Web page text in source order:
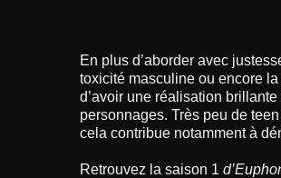
En plus d’aborder avec
toxicité masculine ou encore
d’avoir une réalisation
personnages. Très peu de
cela contribue notamment à
Retrouvez la saison 1